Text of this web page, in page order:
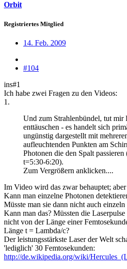
Orbit
Registriertes Mitglied
14. Feb. 2009
#104
ins#1
Ich habe zwei Fragen zu den Videos:
1.
Und zum Strahlenbündel, tut mir
enttäuschen - es handelt sich
ungünstig dargestellt mit
aufleuchtenden Punkten am
Photonen die den Spalt
t=5:30-6:20).
Zum Vergrößern anklicken....
Im Video wird das zwar behauptet;
Kann man einzelne Photonen
Müsste man sie dann nicht auch
Kann man das? Müssten die
nicht von der Länge einer
Länge t = Lambda/c?
Der leistungsstärkste Laser der Welt
'lediglich' 30 Femtosekunden:
http://de.wikipedia.org/wiki/